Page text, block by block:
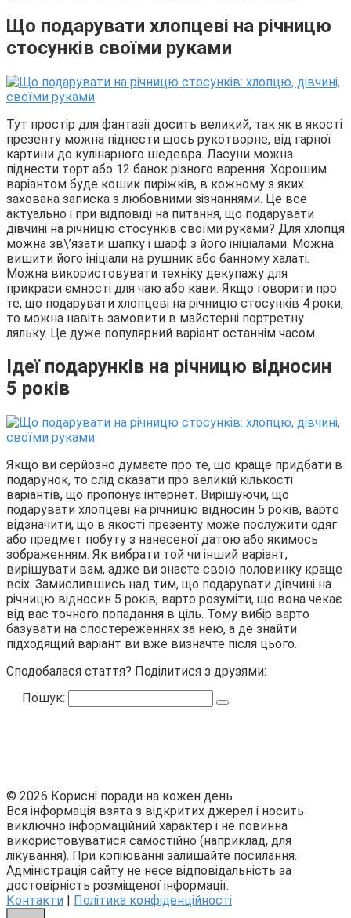
Що подарувати хлопцеві на річницю
стосунків своїми руками
Тут простір для фантазії досить великий, так як в якості
презенту можна піднести щось рукотворне, від гарної
картини до кулінарного шедевра. Ласуни можна
піднести торт або 12 банок різного варення. Хорошим
варіантом буде кошик пиріжків, в кожному з яких
захована записка з любовними зізнаннями. Це все
актуально і при відповіді на питання, що подарувати
дівчині на річницю стосунків своїми руками? Для хлопця
можна зв\’язати шапку і шарф з його ініціалами. Можна
вишити його ініціали на рушник або банному халаті.
Можна використовувати техніку декупажу для
прикраси ємності для чаю або кави. Якщо говорити про
те, що подарувати хлопцеві на річницю стосунків 4 роки,
то можна навіть замовити в майстерні портретну
ляльку. Це дуже популярний варіант останнім часом.
Ідеї подарунків на річницю відносин
5 років
Якщо ви серйозно думаєте про те, що краще придбати в
подарунок, то слід сказати про великій кількості
варіантів, що пропонує інтернет. Вирішуючи, що
подарувати хлопцеві на річницю відносин 5 років, варто
відзначити, що в якості презенту може послужити одяг
або предмет побуту з нанесеної датою або якимось
зображенням. Як вибрати той чи інший варіант,
вирішувати вам, адже ви знаєте свою половинку краще
всіх. Замислившись над тим, що подарувати дівчині на
річницю відносин 5 років, варто розуміти, що вона чекає
від вас точного попадання в ціль. Тому вибір варто
базувати на спостереженнях за нею, а де знайти
підходящий варіант ви вже визначте після цього.
Сподобалася стаття? Поділитися з друзями:
Пошук:
© 2026 Корисні поради на кожен день
Вся інформація взята з відкритих джерел і носить
виключно інформаційний характер і не повинна
використовуватися самостійно (наприклад, для
лікування). При копіюванні залишайте посилання.
Адміністрація сайту не несе відповідальність за
достовірність розміщеної інформації.
Контакти
Політика конфіденційності